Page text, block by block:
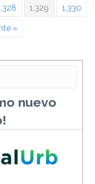
1.329 1.330
»
nuevo